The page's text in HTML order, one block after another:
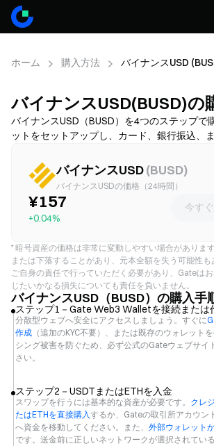
ホーム 購入方法 バイナンスUSD
バイナンスUSD(BUSD)の
バイナンスUSD（BUSD）を4つのステップ
ットをセットアップし、カード、銀行振込、
ワップします。資金調達方法を比較し、確認
ページを確認し、BUSDを安全に保管する方法
利用可能性と手数料はネットワークおよび提
ります。
バイナンスUSD(BUSD)
バイナンスUSDの価格（24時間）
¥157
+0.04%
今す
* 暗号資産の価格は非常に変動しやすい場合がありま
または下落することがあり、元本全額を失う可能性
ご自身の責任で行っていただく必要があり、Gateは
じたいかなる損失についても責任を負いません。
バイナンスUSD（BUSD）の購入手
ステップ1－Gate Web3 Walletを接続または
分散型ウェブへ安全にアクセスしましょう。すぐに
作成 （追加のKYC不要）、または既存のウォレット
シング被害を防ぐため、必ず公式のGateウェブサイ
さい。
ステップ2－USDTまたはETHを入金
スワップを行うには基本的な資産が必要です。 クレ
たはETHを直接購入するか、Gateの取引所アカウン
へ資金を移動してください。また、 外部ウォレット
です。送金前に正しいネットワークが選択されてい